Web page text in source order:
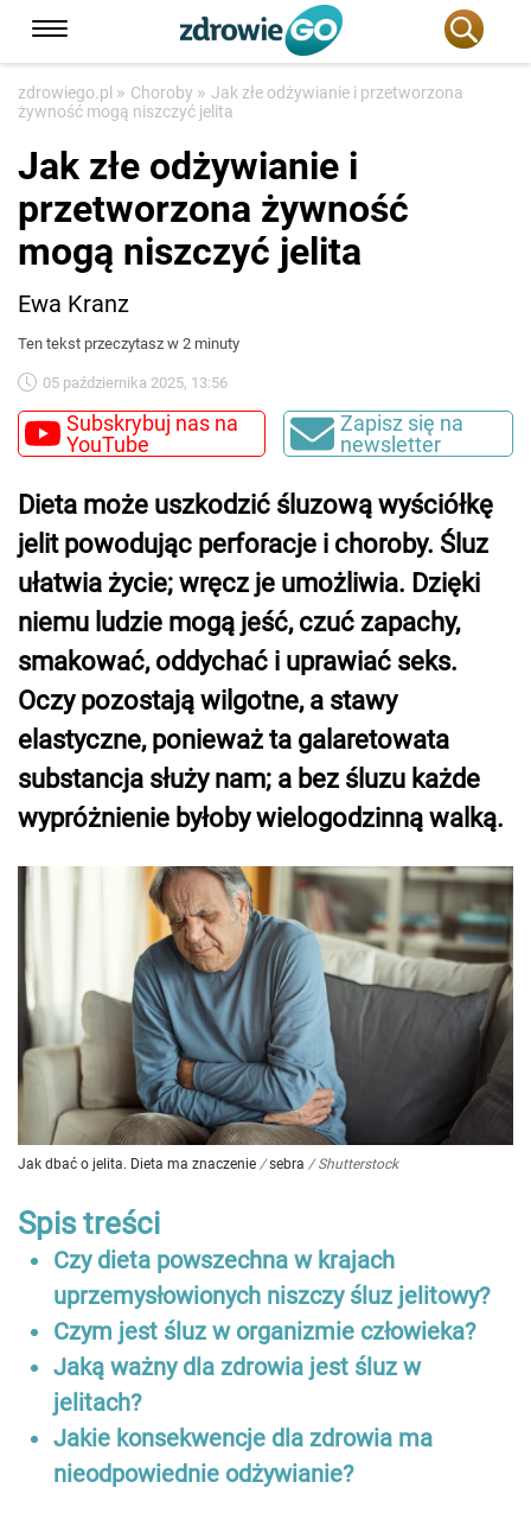
zdrowiego.pl » Choroby » Jak złe odżywianie i przetworzona
żywność mogą niszczyć jelita
Jak złe odżywianie i
przetworzona żywność
mogą niszczyć jelita
Ewa Kranz
Ten tekst przeczytasz w 2 minuty
05 października 2025, 13:56
Subskrybuj nas na
YouTube
Zapisz się na
newsletter
Dieta może uszkodzić śluzową wyściółkę
jelit powodując perforacje i choroby. Śluz
ułatwia życie; wręcz je umożliwia. Dzięki
niemu ludzie mogą jeść, czuć zapachy,
smakować, oddychać i uprawiać seks.
Oczy pozostają wilgotne, a stawy
elastyczne, ponieważ ta galaretowata
substancja służy nam; a bez śluzu każde
wypróżnienie byłoby wielogodzinną walką.
Jak dbać o jelita. Dieta ma znaczenie / sebra / Shutterstock
Spis treści
Czy dieta powszechna w krajach
uprzemysłowionych niszczy śluz jelitowy?
Czym jest śluz w organizmie człowieka?
Jaką ważny dla zdrowia jest śluz w
jelitach?
Jakie konsekwencje dla zdrowia ma
nieodpowiednie odżywianie?